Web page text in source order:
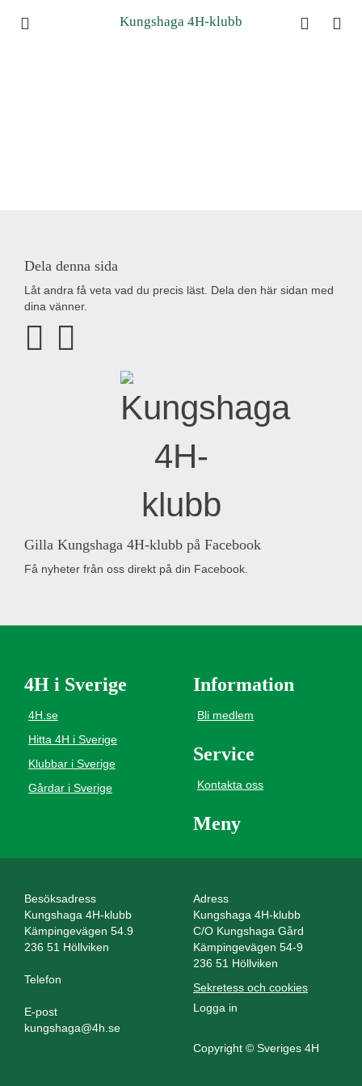
Kungshaga 4H-klubb
Dela denna sida
Låt andra få veta vad du precis läst. Dela den här sidan med
dina vänner.
Gilla Kungshaga 4H-klubb på Facebook
Få nyheter från oss direkt på din Facebook.
4H i Sverige
4H.se
Hitta 4H i Sverige
Klubbar i Sverige
Gårdar i Sverige
Information
Bli medlem
Service
Kontakta oss
Meny
Besöksadress
Kungshaga 4H-klubb
Kämpingevägen 54.9
236 51 Höllviken
Adress
Kungshaga 4H-klubb
C/O Kungshaga Gård
Kämpingevägen 54-9
236 51 Höllviken
Telefon
E-post
kungshaga@4h.se
Sekretess och cookies
Logga in
Copyright © Sveriges 4H